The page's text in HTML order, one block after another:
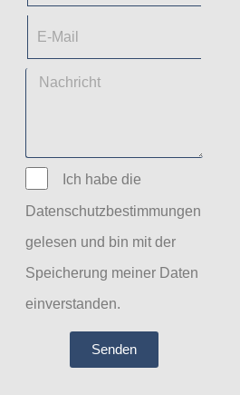
Ich habe die
Datenschutzbestimmungen
gelesen und bin mit der
Speicherung meiner Daten
einverstanden.
Senden